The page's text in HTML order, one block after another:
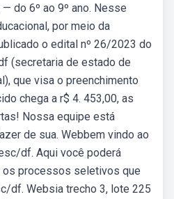
do 6º ao 9º ano. Nesse
por meio da
o edital nº 26/2023 do
(secretaria de estado de
que visa o preenchimento
chega a r$ 4. 453,00, as
Nossa equipe está
de sua. Webbem vindo ao
df. Aqui você poderá
os processos seletivos que
df. Websia trecho 3, lote 225